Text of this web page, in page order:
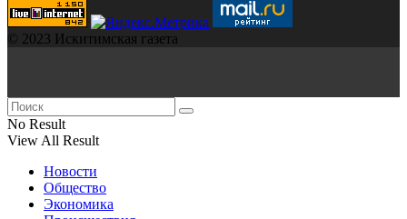
© 2023 Искитимская газета
No Result
View All Result
Новости
Общество
Экономика